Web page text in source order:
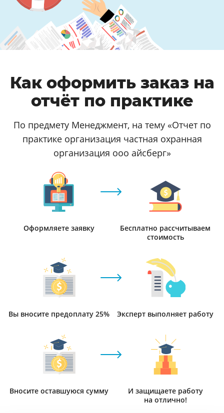
Как оформить заказ на
отчёт по практике
По предмету Менеджмент, на тему «Отчет по
практике организация частная охранная
организация ооо айсберг»
Оформляете заявку
Бесплатно рассчитываем
стоимость
Вы вносите предоплату 25% Эксперт выполняет работу
Вносите оставшуюся сумму
И защищаете работу
на отлично!